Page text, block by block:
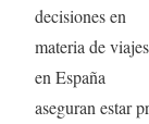
decisiones en
materia de viajes
en España
aseguran estar